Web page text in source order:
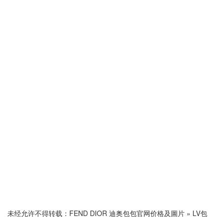
未经允许不得转载： FEND DIOR 迪奥包包官网价格及圖片 » LV包